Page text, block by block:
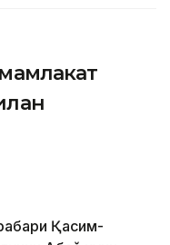
Қасим-